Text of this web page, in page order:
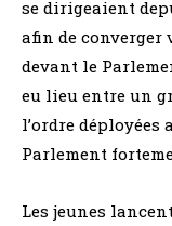
se dirigeaient
afin de converger
devant le
eu lieu entre un
l’ordre déployées
Parlement
Les jeunes